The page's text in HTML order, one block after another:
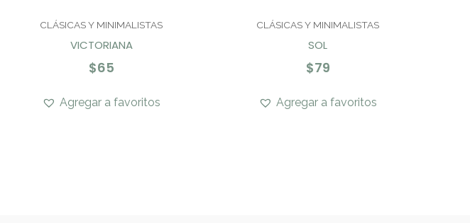
CLÁSICAS Y MINIMALISTAS
VICTORIANA
$65
Agregar a favoritos
CLÁSICAS Y MINIMALISTAS
SOL
$79
Agregar a favoritos